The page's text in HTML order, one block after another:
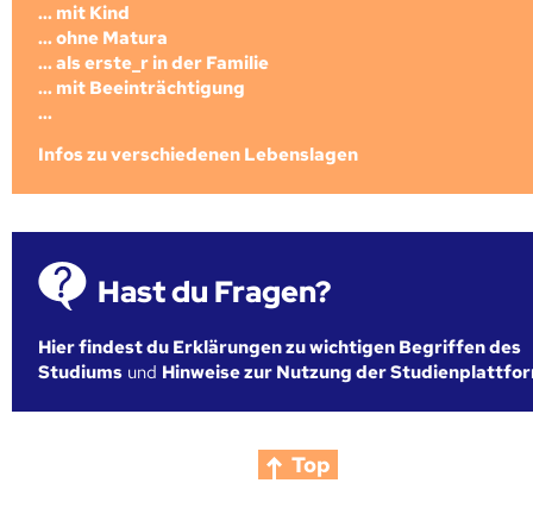
... mit Kind
... ohne Matura
... als erste_r in der Familie
... mit Beeinträchtigung
...
Infos zu verschiedenen Lebenslagen
Hast du Fragen?
Hier findest du Erklärungen zu wichtigen Begriffen des
Studiums und Hinweise zur Nutzung der
Top